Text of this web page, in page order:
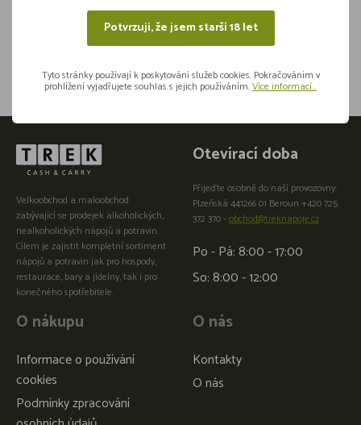
Sdílejte na sítích
Velkoobchod a maloobchod
zabývající se prodejek alkoholických,
nealkoholických nápojů a potravin.
Cílem je zajistit kompletní sortiment
nápojů a potravin jak pro hospody,
restaurace, bary a jídelny, tak i pro
konečného spotřebitele.
O nákupu
Informace o používání
cookies
Podmínky zpracování
O nás
Kontakty
O nás
Otevírací doba
Přijeďte osobně do naší provozovny:
Plzeňská 441266 01 Beroun +420 725
372 370 -obchod@treknapoje.cz
Po - Pá: 8:00 - 17:00
So: 8:00 - 12:00
Potvrzuji, že jsem starší 18 let
Tyto stránky používají k poskytování služeb cookies. Pokračováním v
prohlížení vyjadřujete souhlas s jejich používáním.Více informací...